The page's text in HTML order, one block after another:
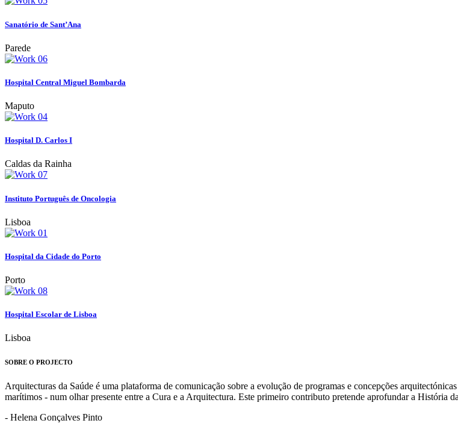
Sanatório de Sant’Ana
Parede
Hospital Central Miguel Bombarda
Maputo
Hospital D. Carlos I
Caldas da Rainha
Instituto Português de Oncologia
Lisboa
Hospital da Cidade do Porto
Porto
Hospital Escolar de Lisboa
Lisboa
SOBRE O PROJECTO
Arquitecturas da Saúde é uma plataforma de comunicação sobre a evolução de programas e concepções
marítimos - num olhar presente entre a Cura e a Arquitectura. Este primeiro contributo pretende aprofundar a História
- Helena Gonçalves Pinto